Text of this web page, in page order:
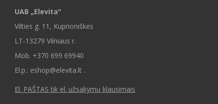
UAB „Elevita"
Vilties g. 11, Kuprioniškės
LT-13279 Vilniaus r.
Mob. +370 699 69940
El.p.: eshop@elevita.lt .
El. PAŠTAS tik el. užsakymų klausimais